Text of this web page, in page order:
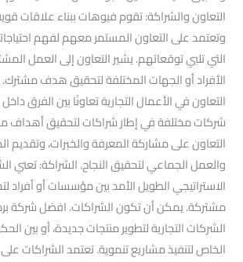
التعاون والشراكة: تقوم فيوهات ببناء علاقات
وتعتمد على التعاون المستمر معهم لفهم
التي تلبي توقعاتهم. يشير التعاون إلى العمل
الأفراد أو الجهات المختلفة لتحقيق هدف
التعاون في الأعمال التجارية تعاونًا بين الفرق
شركات مختلفة في إطار شراكات لتحقيق أهداف
التعاون على مشاركة المعرفة والخبرات، وتقديم
والعمل الجماعي لتحقيق النجاح. الشراكة: تعني
الاستراتيجي الطويل الأمد بين مؤسسات أو
مشتركة. يمكن أن تكون الشراكات. افضل شركة
الشركات التجارية لتطوير منتجات جديدة، أو بين
الخاص لتنفيذ مشاريع تنموية. تعتمد الشراكات